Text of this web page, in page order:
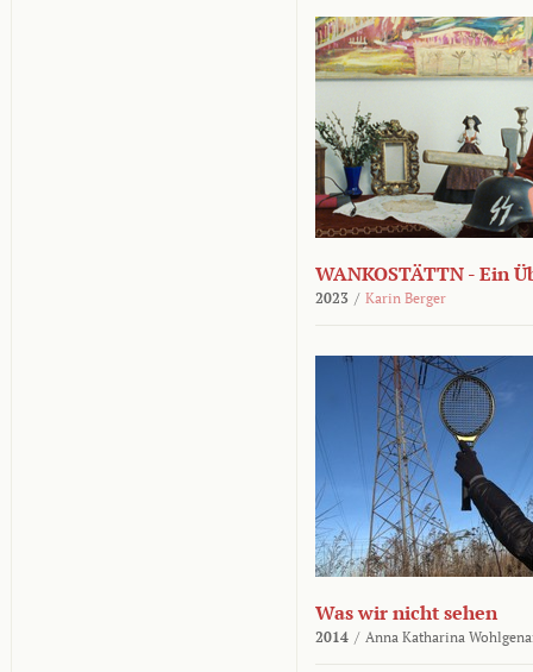
WANKOSTÄTTN - Ein
2023 / Karin Berger
Was wir nicht sehen
2014 / Anna Katharina